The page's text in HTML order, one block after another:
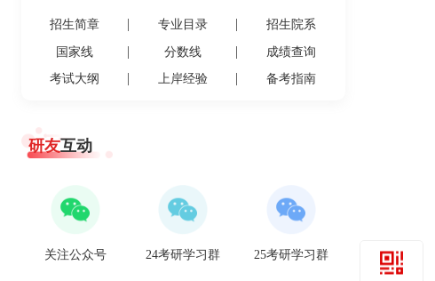
招生简章 专业目录 招生院系
国家线 分数线 成绩查询
考试大纲 上岸经验 备考指南
研友互动
关注公众号 24考研学习群 25考研学习群